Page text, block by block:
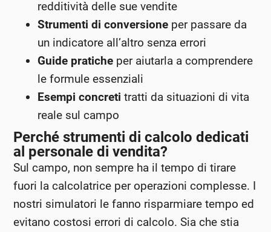
redditività delle sue vendite
Strumenti di conversione per passare da
un indicatore all’altro senza errori
Guide pratiche per aiutarla a comprendere
le formule essenziali
Esempi concreti tratti da situazioni di vita
reale sul campo
Perché strumenti di calcolo dedicati
al personale di vendita?
Sul campo, non sempre ha il tempo di tirare
fuori la calcolatrice per operazioni complesse. I
nostri simulatori le fanno risparmiare tempo ed
evitano costosi errori di calcolo. Sia che stia